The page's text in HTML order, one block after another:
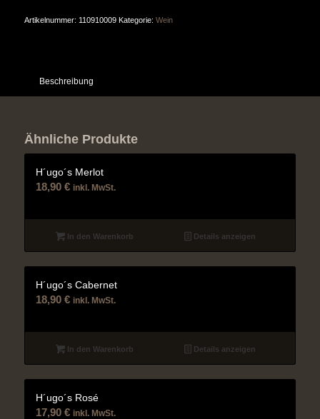
Artikelnummer: 110910009 Kategorie: Wein
Beschreibung
Ähnliche Produkte
H´ugo´s Merlot
18,90 € inkl. MwSt.
In den Warenkorb Details anzeigen
H´ugo´s Cabernet
18,90 € inkl. MwSt.
In den Warenkorb Details anzeigen
H´ugo´s Rosé
17,90 € inkl. MwSt.